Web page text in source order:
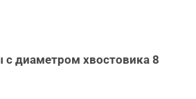
диаметром хвостовика 8